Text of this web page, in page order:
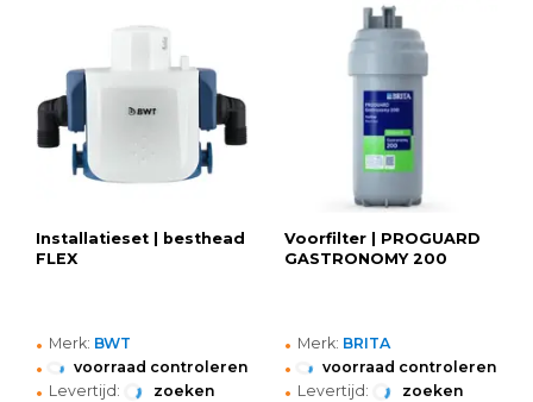
Installatieset | besthead
FLEX
• Merk: BWT
• voorraad controleren
• Levertijd: zoeken
Voorfilter | PROGUARD
GASTRONOMY 200
• Merk: BRITA
• voorraad controleren
• Levertijd: zoeken